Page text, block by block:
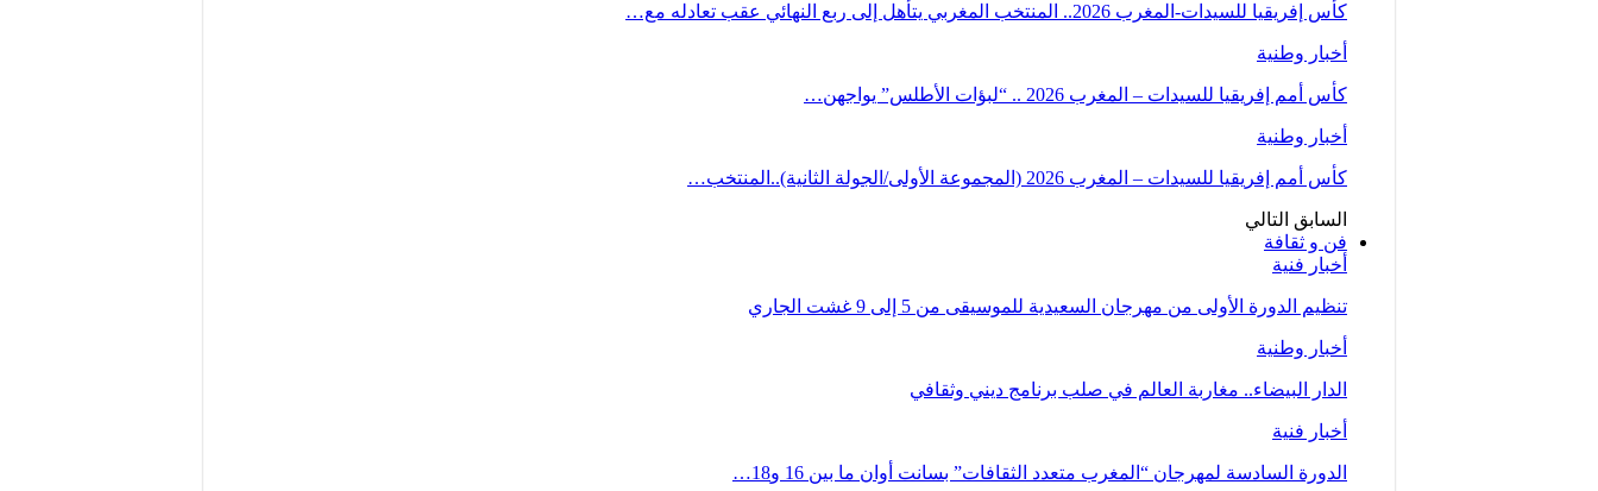
كأس إفريقيا للسيدات-المغرب 2026.. المنتخب المغربي يتأهل إلى ربع النهائي عقب تعادله مع…
أخبار وطنية
كأس أمم إفريقيا للسيدات – المغرب 2026 .. “لبؤات الأطلس” يواجهن…
أخبار وطنية
كأس أمم إفريقيا للسيدات – المغرب 2026 (المجموعة الأولى/الجولة الثانية)..المنتخب…
السابق التالي
فن و ثقافة
أخبار فنية
تنظيم الدورة الأولى من مهرجان السعيدية للموسيقى من 5 إلى 9 غشت الجاري
أخبار وطنية
الدار البيضاء.. مغاربة العالم في صلب برنامج ديني وثقافي
أخبار فنية
الدورة السادسة لمهرجان “المغرب متعدد الثقافات” بسانت أوان ما بين 16 و18…